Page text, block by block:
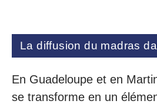
La diffusion du madras
En Guadeloupe et en
se transforme en un